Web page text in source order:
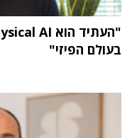
בעולם הפיזי"